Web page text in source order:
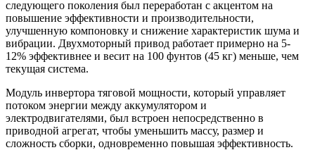
следующего поколения был переработан с акцентом на
повышение эффективности и производительности,
улучшенную компоновку и снижение характеристик шума и
вибрации. Двухмоторный привод работает примерно на 5-
12% эффективнее и весит на 100 фунтов (45 кг) меньше, чем
текущая система.
Модуль инвертора тяговой мощности, который управляет
потоком энергии между аккумулятором и
электродвигателями, был встроен непосредственно в
приводной агрегат, чтобы уменьшить массу, размер и
сложность сборки, одновременно повышая эффективность.